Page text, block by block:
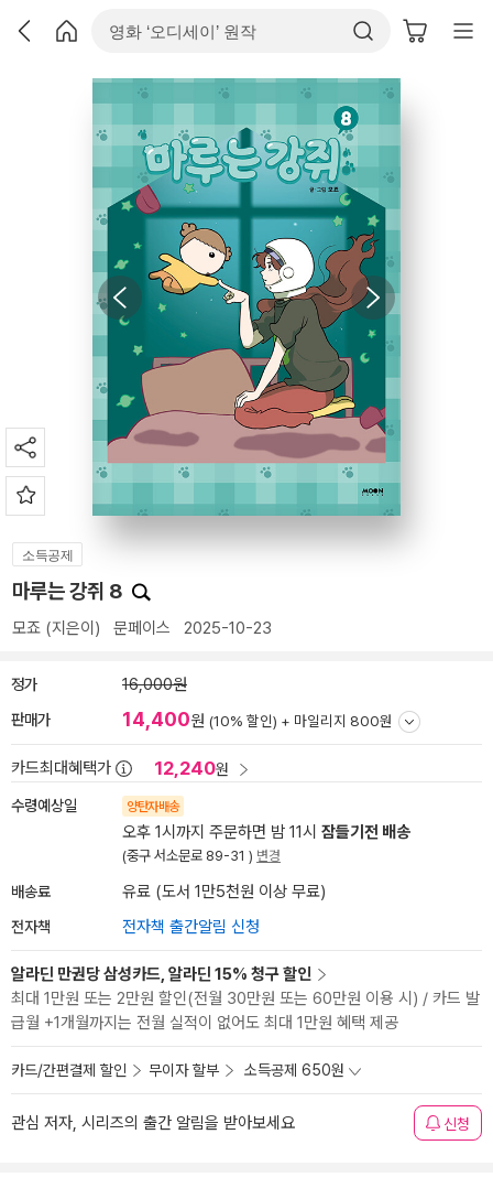
소득공제
마루는 강쥐 8
모죠 (지은이) 문페이스 2025-10-23
정가 16,000원
판매가 14,400원 (10% 할인) + 마일리지 800원
카드최대혜택가 12,240원
수령예상일 양탄자배송
오후 1시까지 주문하면 밤 11시 잠들기전 배송
(중구 서소문로 89-31 ) 변경
배송료 유료 (도서 1만5천원 이상 무료)
전자책 전자책 출간알림 신청
알라딘 만권당 삼성카드, 알라딘 15% 청구 할인
최대 1만원 또는 2만원 할인(전월 30만원 또는 60만원 이용 시) / 카드 발
급월 +1개월까지는 전월 실적이 없어도 최대 1만원 혜택 제공
카드/간편결제 할인 무이자 할부 소득공제 650원
관심 저자, 시리즈의 출간 알림을 받아보세요 신청